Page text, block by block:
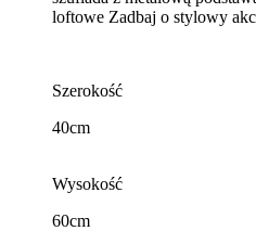
Szerokość
40cm
Wysokość
60cm